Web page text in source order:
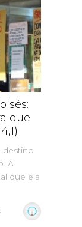
que
destino
A
que ela